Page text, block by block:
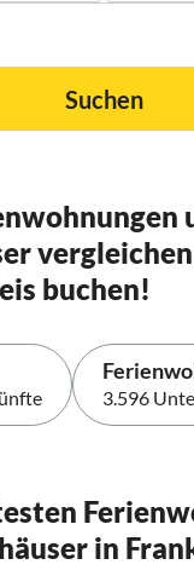
Suchen
buchen!
3.596
in